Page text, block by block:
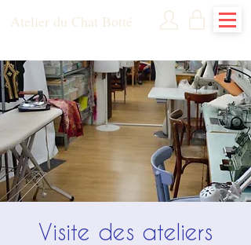
Atelier du Chat Botté
Visite des ateliers